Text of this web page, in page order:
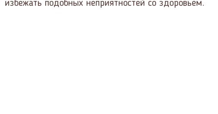
избежать подобных неприятностей со здоровьем.